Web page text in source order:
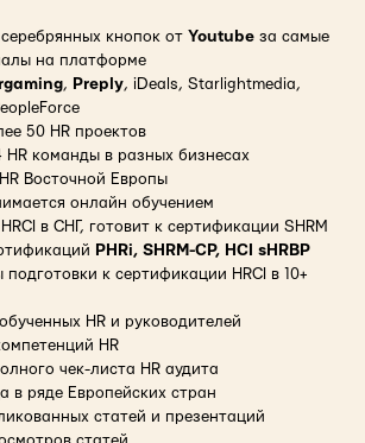
кнопок от Youtube за самые
на платформе
, Preply, iDeals, Starlightmedia,
50 HR проектов
команды в разных бизнесах
Восточной Европы
онлайн обучением
в СНГ, готовит к сертификации SHRM
PHRi, SHRM-CP, HCI sHRBP
к сертификации HRCI в 10+
обученных HR и руководителей
HR
чек-листа HR аудита
в ряде Европейских стран
статей и презентаций